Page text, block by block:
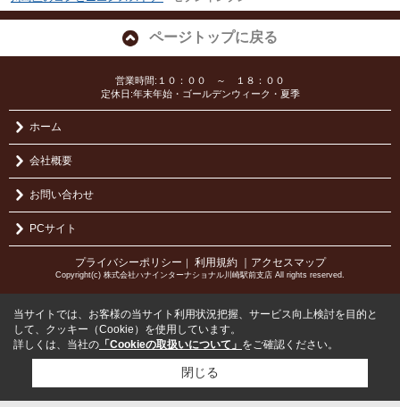
ページトップに戻る
営業時間:１０：００ ～ １８：００
定休日:年末年始・ゴールデンウィーク・夏季
ホーム
会社概要
お問い合わせ
PCサイト
プライバシーポリシー ｜ 利用規約 ｜アクセスマップ
Copyright(c) 株式会社ハナインターナショナル川崎駅前支店 All rights reserved.
当サイトでは、お客様の当サイト利用状況把握、サービス向上検討を目的と
して、クッキー（Cookie）を使用しています。
詳しくは、当社の 「Cookieの取扱いについて」 をご確認ください。
閉じる